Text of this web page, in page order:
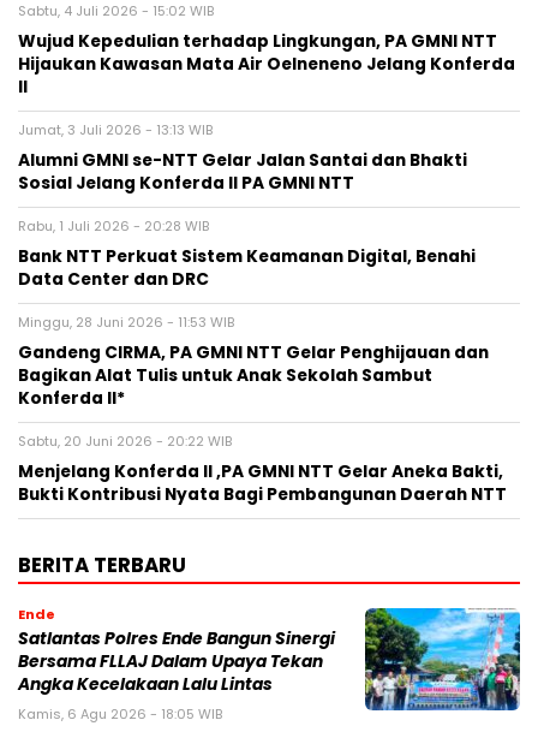
Sabtu, 4 Juli 2026 - 15:02 WIB
Wujud Kepedulian terhadap Lingkungan, PA GMNI NTT
Hijaukan Kawasan Mata Air Oelneneno Jelang Konferda
II
Jumat, 3 Juli 2026 - 13:13 WIB
Alumni GMNI se-NTT Gelar Jalan Santai dan Bhakti
Sosial Jelang Konferda II PA GMNI NTT
Rabu, 1 Juli 2026 - 20:28 WIB
Bank NTT Perkuat Sistem Keamanan Digital, Benahi
Data Center dan DRC
Minggu, 28 Juni 2026 - 11:53 WIB
Gandeng CIRMA, PA GMNI NTT Gelar Penghijauan dan
Bagikan Alat Tulis untuk Anak Sekolah Sambut
Konferda II*
Sabtu, 20 Juni 2026 - 20:22 WIB
Menjelang Konferda II ,PA GMNI NTT Gelar Aneka Bakti,
Bukti Kontribusi Nyata Bagi Pembangunan Daerah NTT
BERITA TERBARU
Ende
Satlantas Polres Ende Bangun Sinergi
Bersama FLLAJ Dalam Upaya Tekan
Angka Kecelakaan Lalu Lintas
Kamis, 6 Agu 2026 - 18:05 WIB